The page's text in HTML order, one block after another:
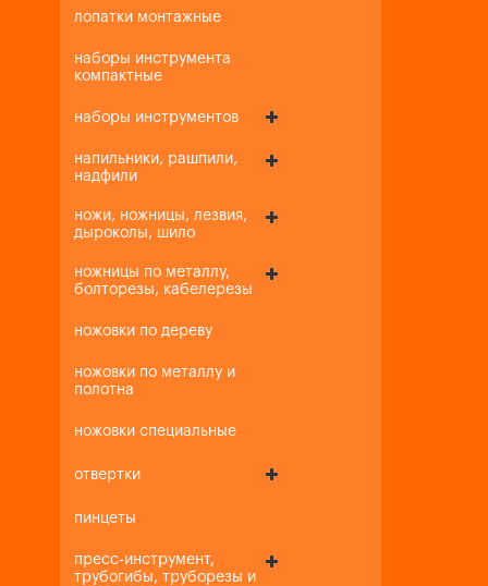
лопатки монтажные
наборы инструмента
компактные
наборы инструментов
напильники, рашпили,
надфили
ножи, ножницы, лезвия,
дыроколы, шило
ножницы по металлу,
болторезы, кабелерезы
ножовки по дереву
ножовки по металлу и
полотна
ножовки специальные
отвертки
пинцеты
пресс-инструмент,
трубогибы, труборезы и